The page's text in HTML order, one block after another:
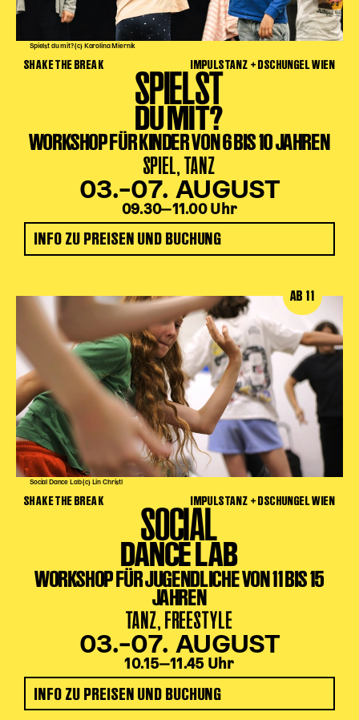
Spielst du mit? (c) Karolina Miernik
SHAKE THE BREAK IMPULSTANZ + DSCHUNGEL WIEN
SPIELST
DU MIT?
WORKSHOP FÜR KINDER VON 6 BIS 10 JAHREN
SPIEL, TANZ
03.–07. AUGUST
09.30‒11.00 Uhr
INFO ZU PREISEN UND BUCHUNG
Social Dance Lab (c) Lin Christl
AB 11
SHAKE THE BREAK IMPULSTANZ + DSCHUNGEL WIEN
SOCIAL
DANCE LAB
WORKSHOP FÜR JUGENDLICHE VON 11 BIS 15
JAHREN
TANZ, FREESTYLE
03.–07. AUGUST
10.15‒11.45 Uhr
INFO ZU PREISEN UND BUCHUNG